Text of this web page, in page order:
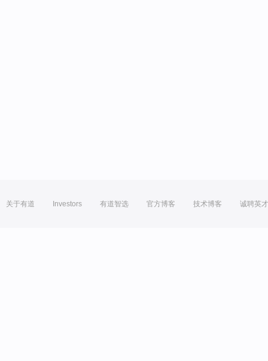
关于有道 Investors 有道智选 官方博客 技术博客 诚聘英才